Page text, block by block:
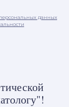
данных